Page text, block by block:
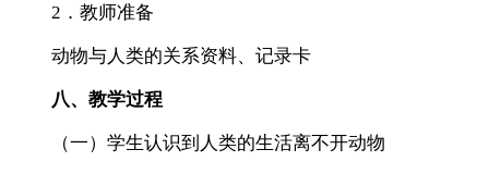
2．教师准备
动物与人类的关系资料、记录卡
八、教学过程
（一）学生认识到人类的生活离不开动物